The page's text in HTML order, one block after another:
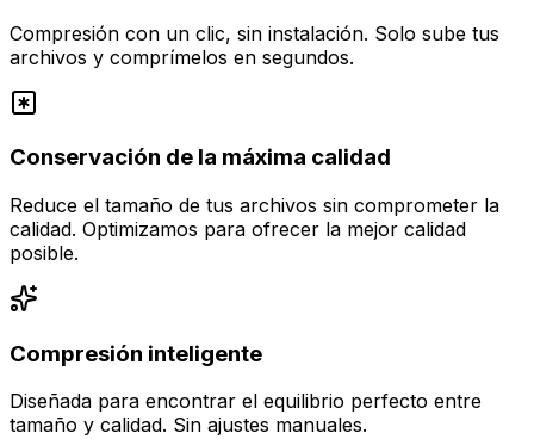
Compresión con un clic, sin instalación. Solo sube tus
archivos y comprímelos en segundos.
Conservación de la máxima calidad
Reduce el tamaño de tus archivos sin comprometer la
calidad. Optimizamos para ofrecer la mejor calidad
posible.
Compresión inteligente
Diseñada para encontrar el equilibrio perfecto entre
tamaño y calidad. Sin ajustes manuales.